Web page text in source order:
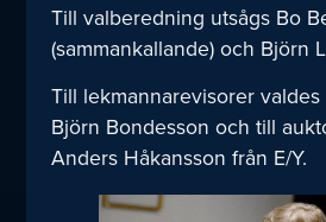
Till valberedning utsågs Bo
(sammankallande) och Björn
Till lekmannarevisorer
Björn Bondesson och till
Anders Håkansson från E/Y.